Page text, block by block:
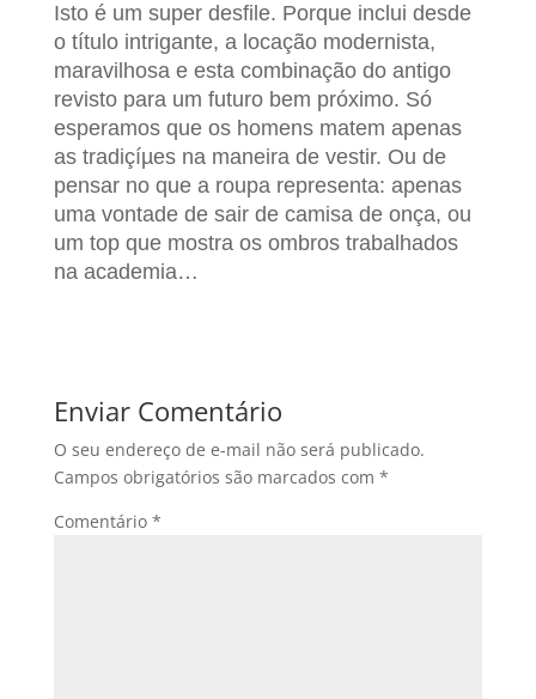
Isto é um super desfile. Porque inclui desde
o tí­tulo intrigante, a locação modernista,
maravilhosa e esta combinação do antigo
revisto para um futuro bem próximo. Só
esperamos que os homens matem apenas
as tradiçíµes na maneira de vestir. Ou de
pensar no que a roupa representa: apenas
uma vontade de sair de camisa de onça, ou
um top que mostra os ombros trabalhados
na academia…
Enviar Comentário
O seu endereço de e-mail não será publicado.
Campos obrigatórios são marcados com *
Comentário *